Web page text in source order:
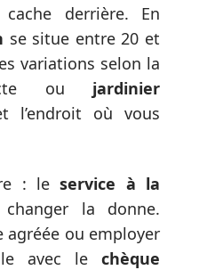
derrière. En
se situe entre 20 et
variations selon la
ou jardinier
l’endroit où vous
: leservice à la
la donne.
agréée ou employer
avec le chèque